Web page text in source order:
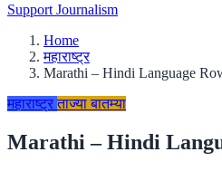
Support Journalism
Home
महाराष्ट्र
Marathi – Hindi Language
महाराष्ट्र ताज्या बातम्या
Marathi – Hindi